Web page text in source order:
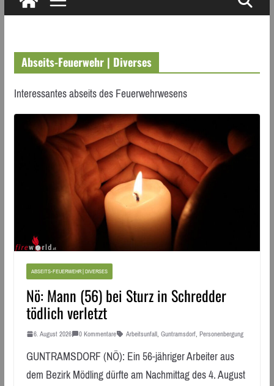
Abseits-Feuerwehr | Diverses
Interessantes abseits des Feuerwehrwesens
ABSEITS-FEUERWEHR | DIVERSES
Nö: Mann (56) bei Sturz in Schredder
tödlich verletzt
6. August 2026 0 Kommentare Arbeitsunfall, Guntramsdorf, Personenbergung
GUNTRAMSDORF (NÖ): Ein 56-jähriger Arbeiter aus
dem Bezirk Mödling dürfte am Nachmittag des 4. August